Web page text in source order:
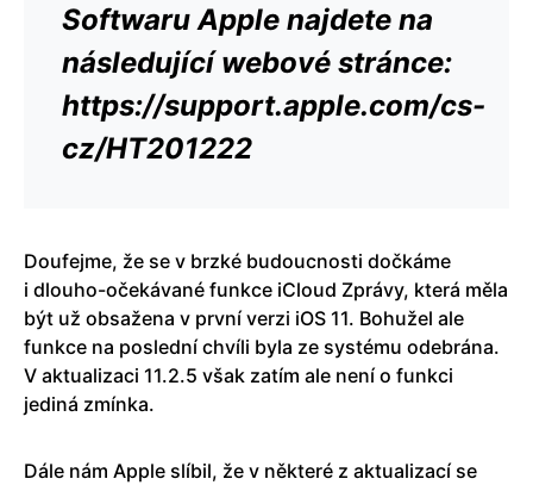
Softwaru Apple najdete na
následující webové stránce:
https://support.apple.com/cs-
cz/HT201222
Doufejme, že se v brzké budoucnosti dočkáme
i dlouho-očekávané funkce iCloud Zprávy, která měla
být už obsažena v první verzi iOS 11. Bohužel ale
funkce na poslední chvíli byla ze systému odebrána.
V aktualizaci 11.2.5 však zatím ale není o funkci
jediná zmínka.
Dále nám Apple slíbil, že v některé z aktualizací se